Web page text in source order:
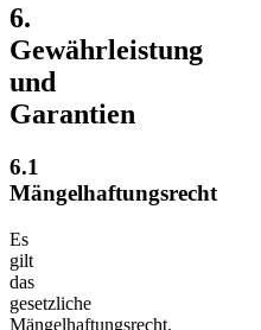
6.
Gewährleistung
und
Garantien​​​​​​​
6.1
Mängelhaftungsrecht
Es
gilt
das
gesetzliche
Mängelhaftungsrecht.